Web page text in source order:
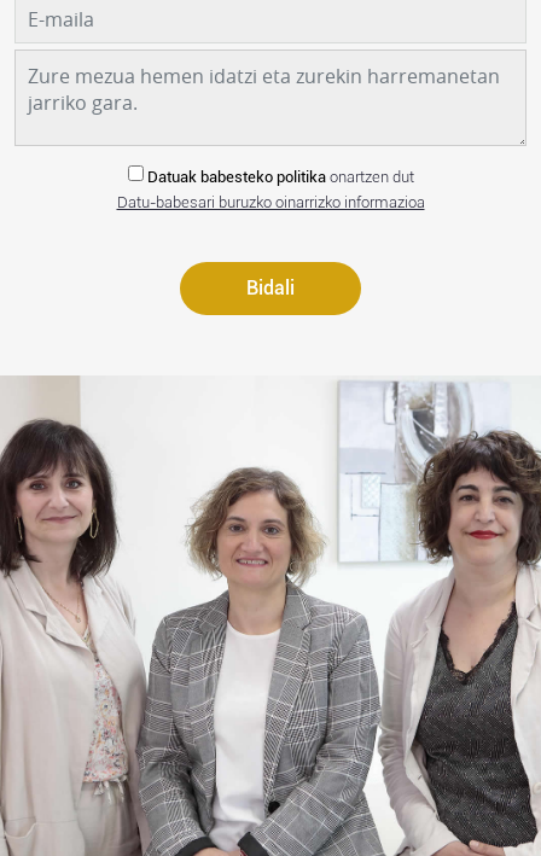
Datuak babesteko politika onartzen dut
Datu-babesari buruzko oinarrizko informazioa
Bidali